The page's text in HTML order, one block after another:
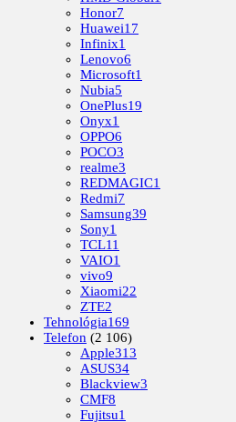
Honor7
Huawei17
Infinix1
Lenovo6
Microsoft1
Nubia5
OnePlus19
Onyx1
OPPO6
POCO3
realme3
REDMAGIC1
Redmi7
Samsung39
Sony1
TCL11
VAIO1
vivo9
Xiaomi22
ZTE2
Tehnológia169
Telefon (2 106)
Apple313
ASUS34
Blackview3
CMF8
Fujitsu1